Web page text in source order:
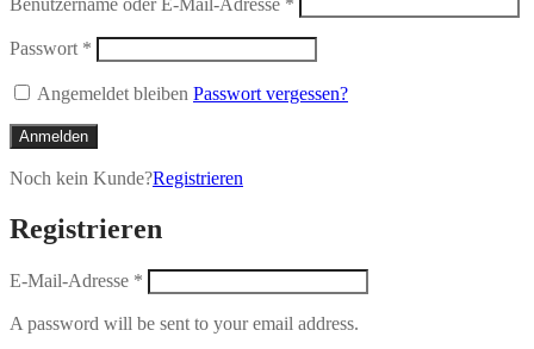
Benutzername oder E-Mail-Adresse *
Passwort *
Angemeldet bleiben Passwort vergessen?
Anmelden
Noch kein Kunde?Registrieren
Registrieren
E-Mail-Adresse *
A password will be sent to your email address.